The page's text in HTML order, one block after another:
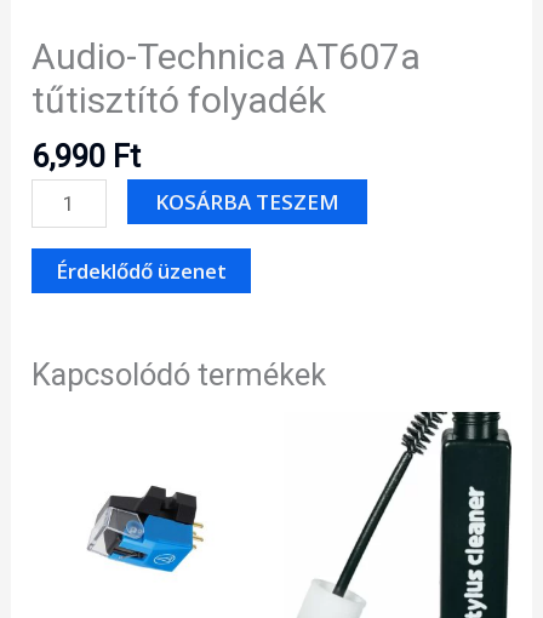
Audio-Technica AT607a
tűtisztító folyadék
6,990 Ft
Audio-
Technica
AT607a
tűtisztító
mennyiség
KOSÁRBA TESZEM
Kapcsolódó termékek